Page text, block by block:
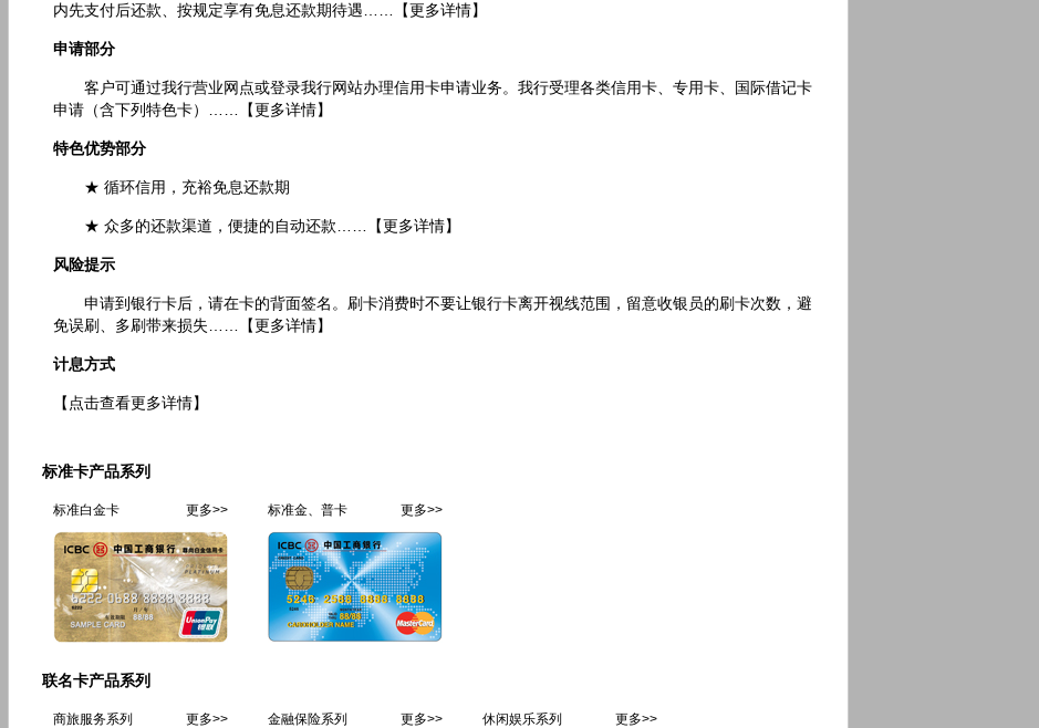
内先支付后还款、按规定享有免息还款期待遇……
【更多详情】
申请部分
客户可通过我行营业网点或登录我行网站办理信用卡申请业务。我行受理各类信用卡、专用卡、国际借记卡
申请（含下列特色卡）……
【更多详情】
特色优势部分
★ 循环信用，充裕免息还款期
★ 众多的还款渠道，便捷的自动还款…… 【更多详情】
风险提示
申请到银行卡后，请在卡的背面签名。刷卡消费时不要让银行卡离开视线范围，留意收银员的刷卡次数，避
免误刷、多刷带来损失……
【更多详情】
计息方式
【点击查看更多详情】
标准卡产品系列
更多>>
标准白金卡 更多>>
标准金、普卡
联名卡产品系列
更多>>
商旅服务系列 更多>>
金融保险系列 更多>>
休闲娱乐系列